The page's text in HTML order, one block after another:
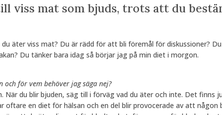
viss mat som bjuds, trots att du
äter viss mat? Du är rädd för att bli föremål för diskussioner?
Du tänker bara idag så börjar jag på min diet i morgon.
och för vem behöver jag säga nej?
När du blir bjuden, säg till i förväg vad du äter och inte. Det finns
oftare en diet för hälsan och en del blir provocerade av att någon